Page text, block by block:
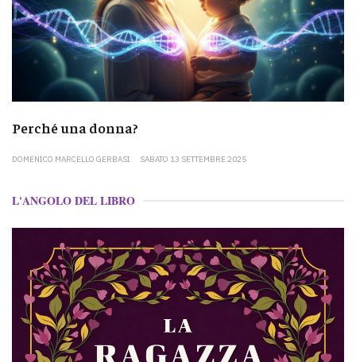
Perché una donna?
DOMENICO MARCELLO GERBASI SABATO 13 SETTEMBRE 2025
L'ANGOLO DEL LIBRO